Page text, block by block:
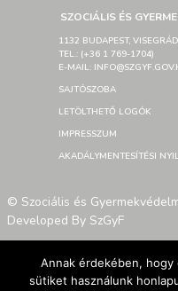
SZOCIÁLIS ÉS
1132 BUDAPEST,
TEL.: (+36 1 769-1704)
E-MAIL:
SAJTÓSZOBA
LETÖLTHETŐ LOGÓK
IMPRESSZUM
AKADÁLYMENTESÍTÉSI
© Szociális és
Developed By SzGyF
Annak érdekében,
sütiket használunk